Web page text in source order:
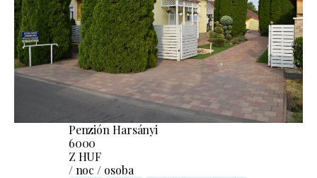
Penzión Harsányi
6000
Z HUF
/ noc / osoba